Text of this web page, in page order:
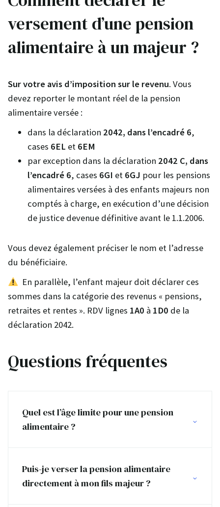
versement d’une pension
alimentaire à un majeur ?
Sur votre avis d’imposition sur le revenu. Vous
devez reporter le montant réel de la pension
alimentaire versée :
dans la déclaration 2042, dans l’encadré 6,
cases 6EL et 6EM
par exception dans la déclaration 2042 C, dans
l’encadré 6, cases 6GI et 6GJ pour les pensions
alimentaires versées à des enfants majeurs non
comptés à charge, en exécution d’une décision
de justice devenue définitive avant le 1.1.2006.
Vous devez également préciser le nom et l’adresse
du bénéficiaire.
En parallèle, l’enfant majeur doit déclarer ces
sommes dans la catégorie des revenus « pensions,
retraites et rentes ». RDV lignes 1A0 à 1D0 de la
déclaration 2042.
Questions fréquentes
Quel est l’âge limite pour une pension
alimentaire ?
Puis-je verser la pension alimentaire
directement à mon fils majeur ?